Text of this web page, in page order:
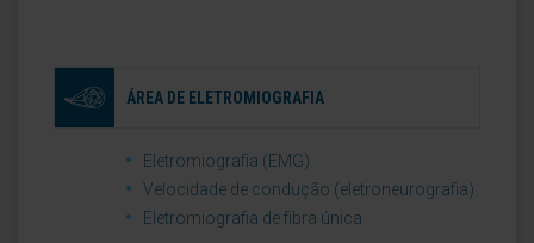
ÁREA DE ELETROMIOGRAFIA
Eletromiografia (EMG)
Velocidade de condução (eletroneurografia)
Eletromiografia de fibra única